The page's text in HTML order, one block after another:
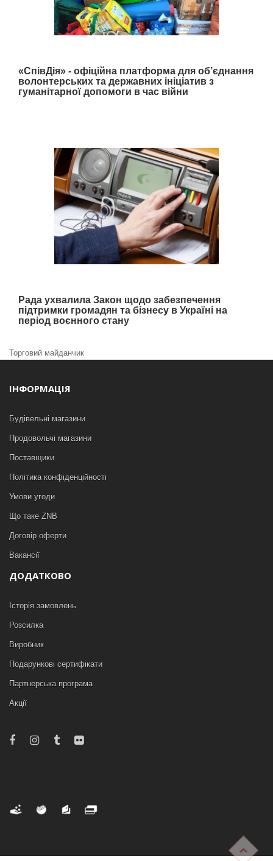
«СпівДія» - офіційна платформа для об’єднання
волонтерських та державних ініціатив з
гуманітарної допомоги в час війни
Рада ухвалила Закон щодо забезпечення
підтримки громадян та бізнесу в Україні на
період воєнного стану
Торговий майданчик
ІНФОРМАЦІЯ
Будівельні магазини
Продовольчі магазини
Поставщики
Політика конфіденційності
Умови угоди
Що таке ZNB
Договір оферти
Вакансії
ДОДАТКОВО
Історія замовлень
Розсилка
Виробник
Подарункові сертифікати
Партнерська програма
Акції